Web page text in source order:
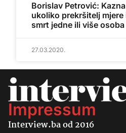
Borislav Petrović:
ukoliko prekršitelj
smrt jedne ili više osoba
27.03.2020.
Impressum
Interview.ba od 2016